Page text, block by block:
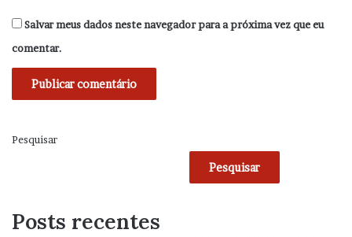
Salvar meus dados neste navegador para a próxima vez que eu
comentar.
Pesquisar
Pesquisar
Posts recentes